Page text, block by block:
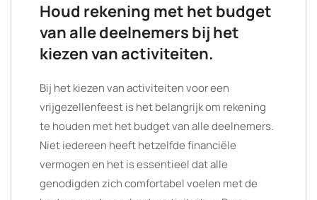
Houd rekening met het budget
van alle deelnemers bij het
kiezen van activiteiten.
Bij het kiezen van activiteiten voor een
vrijgezellenfeest is het belangrijk om rekening
te houden met het budget van alle deelnemers.
Niet iedereen heeft hetzelfde financiële
vermogen en het is essentieel dat alle
genodigden zich comfortabel voelen met de